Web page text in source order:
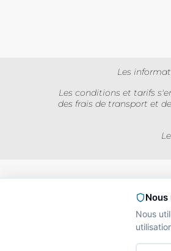
Les
Les conditions et tarifs
des frais de transport et
Nous